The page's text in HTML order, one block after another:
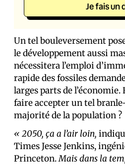
Je fais un
Un tel bouleversement
le développement aussi
nécessitera l’emploi
rapide des fossiles
larges parts de
faire accepter un tel
majorité de la population ?
« 2050, ça a l’air loin,
Times Jesse Jenkins,
Princeton.Mais dans la